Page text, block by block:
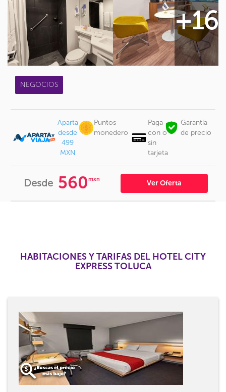
+16
NEGOCIOS
Aparta
desde
499
MXN
Puntos
monedero
Paga
con o
sin
tarjeta
Garantía
de precio
Desde 560mxn Ver Oferta
HABITACIONES Y TARIFAS DEL HOTEL CITY
EXPRESS TOLUCA